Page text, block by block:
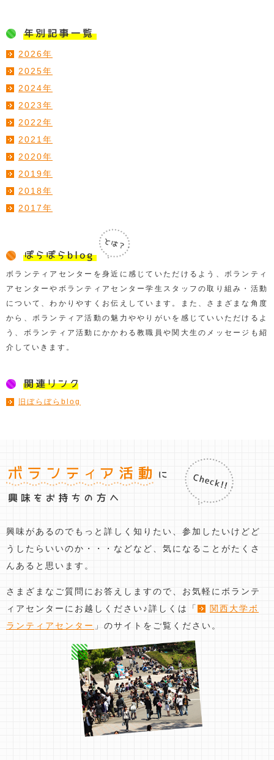
2026年
2025年
2024年
2023年
2022年
2021年
2020年
2019年
2018年
2017年
ボランティアセンターを身近に感じていただけるよう、ボランティ
アセンターやボランティアセンター学生スタッフの取り組み・活動
について、わかりやすくお伝えしています。また、さまざまな角度
から、ボランティア活動の魅力ややりがいを感じていいただけるよ
う、ボランティア活動にかかわる教職員や関大生のメッセージも紹
介していきます。
旧ぼらぼらblog
興味があるのでもっと詳しく知りたい、 参加したいけどど
うしたらいいのか・・・などなど、 気になることがたくさ
んあると思います。
さまざまなご質問にお答えしますので、 お気軽にボランテ
ィアセンターにお越しください♪詳しくは「
関西大学ボ
ランティアセンター 」のサイトをご覧ください。